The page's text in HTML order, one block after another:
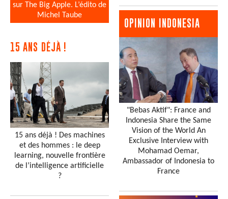
sur The Big Apple. L’édito de
Michel Taube
15 ANS DÉJÀ !
15 ans déjà ! Des machines
et des hommes : le deep
learning, nouvelle frontière
de l’intelligence artificielle
?
OPINION INDONESIA
"Bebas Aktif": France and
Indonesia Share the Same
Vision of the World An
Exclusive Interview with
Mohamad Oemar,
Ambassador of Indonesia to
France